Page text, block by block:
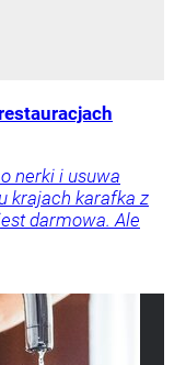
nerki i usuwa
krajach karafka z
darmowa. Ale